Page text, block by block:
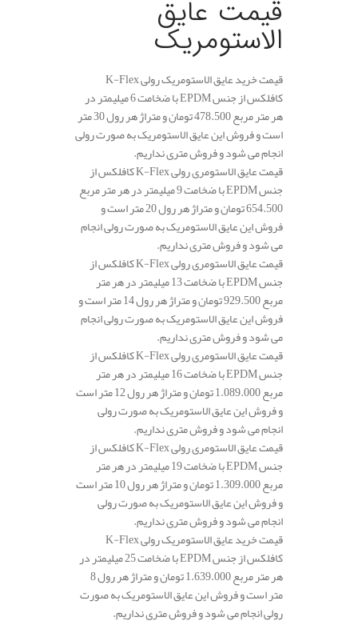
قیمت عایق
الاستومریک
قیمت خرید عایق الاستومریک رولی K-Flex
کافلکس از جنس EPDM با ضخامت 6 میلیمتر در
هر متر مربع 478.500 تومان و متراژ هر رول 30 متر
است و فروش این عایق الاستومریک به صورت رولی
انجام می شود و فروش متری نداریم.
قیمت عایق الاستومری رولی K-Flex کافلکس از
جنس EPDM با ضخامت 9 میلیمتر در هر متر مربع
654.500 تومان و متراژ هر رول 20 متر است و
فروش این عایق الاستومریک به صورت رولی انجام
می شود و فروش متری نداریم.
قیمت عایق الاستومری رولی K-Flex کافلکس از
جنس EPDM با ضخامت 13 میلیمتر در هر متر
مربع 929.500 تومان و متراژ هر رول 14 متر است و
فروش این عایق الاستومریک به صورت رولی انجام
می شود و فروش متری نداریم.
قیمت عایق الاستومری رولی K-Flex کافلکس از
جنس EPDM با ضخامت 16 میلیمتر در هر متر
مربع 1.089.000 تومان و متراژ هر رول 12 متر است
و فروش این عایق الاستومریک به صورت رولی
انجام می شود و فروش متری نداریم.
قیمت عایق الاستومری رولی K-Flex کافلکس از
جنس EPDM با ضخامت 19 میلیمتر در هر متر
مربع 1.309.000 تومان و متراژ هر رول 10 متر است
و فروش این عایق الاستومریک به صورت رولی
انجام می شود و فروش متری نداریم.
قیمت خرید عایق الاستومریک رولی K-Flex
کافلکس از جنس EPDM با ضخامت 25 میلیمتر در
هر متر مربع 1.639.000 تومان و متراژ هر رول 8
متر است و فروش این عایق الاستومریک به صورت
رولی انجام می شود و فروش متری نداریم.